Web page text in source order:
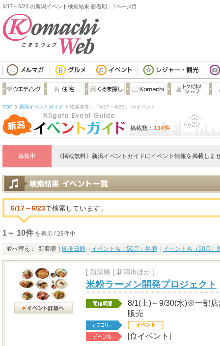
6/17～6/23 の新潟イベント検索結果 新着順：1ページ目
TOP 新潟イベントガイド 検索条件：「6/17～6/23」 のイベント
掲載数： 134件
募集中 《掲載無料》新潟イベントガイドにイベント情報を掲載しま
6/17～6/23で検索しています。
1～ 10件 を表示 / 28件中
並べ替え： 新着順 開催日順 イベント名（50音）昇順 イベント名（50音）
[ 新潟県 | 新潟市ほか ]
米粉ラーメン開発プロジェクト
8/1(土)～9/30(水)※一部
販売
[食イベント]